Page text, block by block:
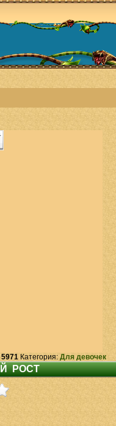
5971Категория: Для девочек